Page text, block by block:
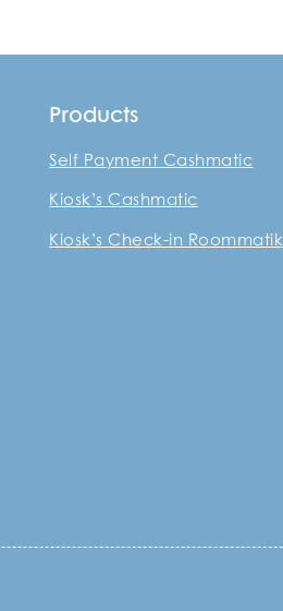
Products
Self Payment Cashmatic
Kiosk’s Cashmatic
Kiosk’s Check-in Roommatik